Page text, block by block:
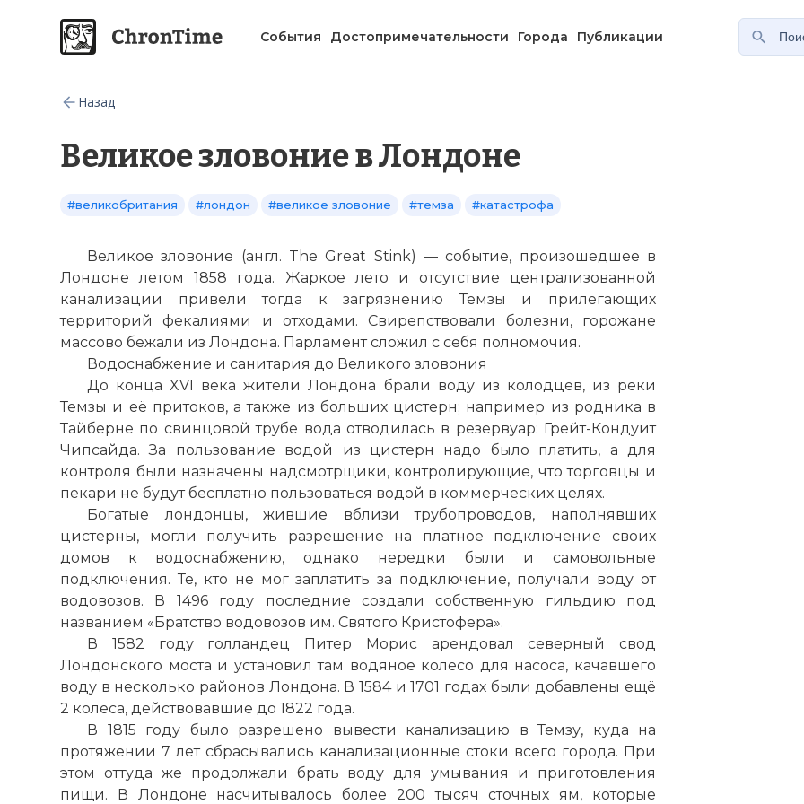
События Достопримечательности Города Публикации
Назад
Великое зловоние в Лондоне
#великобритания #лондон #великое зловоние #темза #катастрофа
Великое зловоние (англ. The Great Stink) — событие, произошедшее в
Лондоне летом 1858 года. Жаркое лето и отсутствие централизованной
канализации привели тогда к загрязнению Темзы и прилегающих
территорий фекалиями и отходами. Свирепствовали болезни, горожане
массово бежали из Лондона. Парламент сложил с себя полномочия.
Водоснабжение и санитария до Великого зловония
До конца XVI века жители Лондона брали воду из колодцев, из реки
Темзы и её притоков, а также из больших цистерн; например из родника в
Тайберне по свинцовой трубе вода отводилась в резервуар: Грейт-Кондуит
Чипсайда. За пользование водой из цистерн надо было платить, а для
контроля были назначены надсмотрщики, контролирующие, что торговцы и
пекари не будут бесплатно пользоваться водой в коммерческих целях.
Богатые лондонцы, жившие вблизи трубопроводов, наполнявших
цистерны, могли получить разрешение на платное подключение своих
домов к водоснабжению, однако нередки были и самовольные
подключения. Те, кто не мог заплатить за подключение, получали воду от
водовозов. В 1496 году последние создали собственную гильдию под
названием «Братство водовозов им. Святого Кристофера».
В 1582 году голландец Питер Морис арендовал северный свод
Лондонского моста и установил там водяное колесо для насоса, качавшего
воду в несколько районов Лондона. В 1584 и 1701 годах были добавлены ещё
2 колеса, действовавшие до 1822 года.
В 1815 году было разрешено вывести канализацию в Темзу, куда на
протяжении 7 лет сбрасывались канализационные стоки всего города. При
этом оттуда же продолжали брать воду для умывания и приготовления
пищи. В Лондоне насчитывалось более 200 тысяч сточных ям, которые